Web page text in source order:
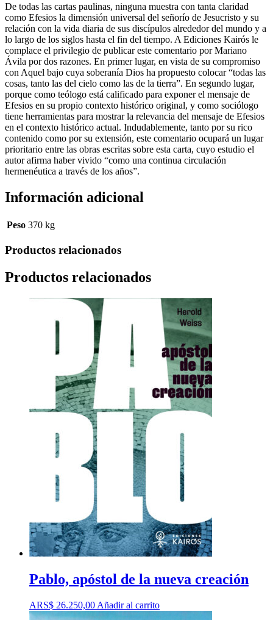
De todas las cartas paulinas, ninguna muestra con tanta claridad
como Efesios la dimensión universal del señorío de Jesucristo y su
relación con la vida diaria de sus discípulos alrededor del mundo y a
lo largo de los siglos hasta el fin del tiempo. A Ediciones Kairós le
complace el privilegio de publicar este comentario por Mariano
Ávila por dos razones. En primer lugar, en vista de su compromiso
con Aquel bajo cuya soberanía Dios ha propuesto colocar “todas las
cosas, tanto las del cielo como las de la tierra”. En segundo lugar,
porque como teólogo está calificado para exponer el mensaje de
Efesios en su propio contexto histórico original, y como sociólogo
tiene herramientas para mostrar la relevancia del mensaje de Efesios
en el contexto histórico actual. Indudablemente, tanto por su rico
contenido como por su extensión, este comentario ocupará un lugar
prioritario entre las obras escritas sobre esta carta, cuyo estudio el
autor afirma haber vivido “como una continua circulación
hermenéutica a través de los años”.
Información adicional
Peso 370 kg
Productos relacionados
Productos relacionados
Pablo, apóstol de la nueva creación
ARS$ 26.250,00 Añadir al carrito